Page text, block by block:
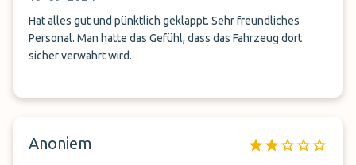
Hat alles gut und pünktlich geklappt. Sehr freundliches
Personal. Man hatte das Gefühl, dass das Fahrzeug dort
sicher verwahrt wird.
Anoniem